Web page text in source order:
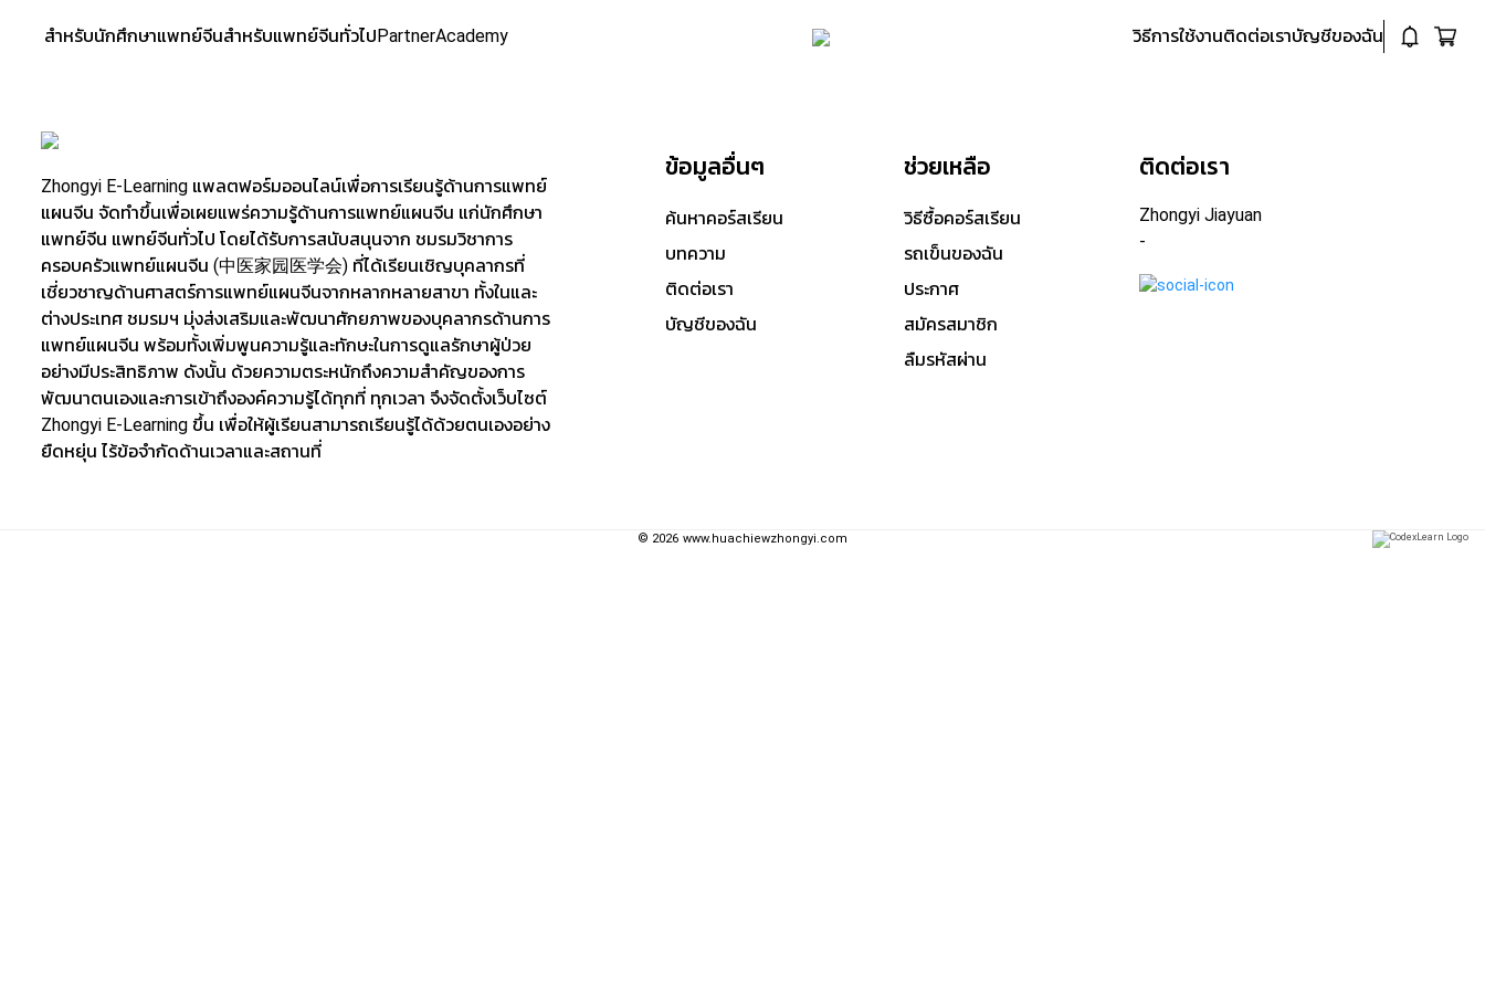
สำหรับนักศึกษาแพทย์จีนสำหรับแพทย์จีนทั่วไปPartnerAcademy วิธีการใช้งานติดต่อเราบัญชีของฉัน
Zhongyi E-Learning แพลตฟอร์มออนไลน์เพื่อการเรียนรู้ด้านการแพทย์
แผนจีน จัดทำขึ้นเพื่อเผยแพร่ความรู้ด้านการแพทย์แผนจีน แก่นักศึกษา
แพทย์จีน แพทย์จีนทั่วไป โดยได้รับการสนับสนุนจาก ชมรมวิชาการ
ครอบครัวแพทย์แผนจีน (中医家园医学会) ที่ได้เรียนเชิญบุคลากรที่
เชี่ยวชาญด้านศาสตร์การแพทย์แผนจีนจากหลากหลายสาขา ทั้งในและ
ต่างประเทศ ชมรมฯ มุ่งส่งเสริมและพัฒนาศักยภาพของบุคลากรด้านการ
แพทย์แผนจีน พร้อมทั้งเพิ่มพูนความรู้และทักษะในการดูแลรักษาผู้ป่วย
อย่างมีประสิทธิภาพ ดังนั้น ด้วยความตระหนักถึงความสำคัญของการ
พัฒนาตนเองและการเข้าถึงองค์ความรู้ได้ทุกที่ ทุกเวลา จึงจัดตั้งเว็บไซต์
Zhongyi E-Learning ขึ้น เพื่อให้ผู้เรียนสามารถเรียนรู้ได้ด้วยตนเองอย่าง
ยืดหยุ่น ไร้ข้อจำกัดด้านเวลาและสถานที่
ข้อมูลอื่นๆ
ค้นหาคอร์สเรียน
บทความ
ติดต่อเรา
บัญชีของฉัน
ช่วยเหลือ
วิธีซื้อคอร์สเรียน
รถเข็นของฉัน
ประกาศ
สมัครสมาชิก
ลืมรหัสผ่าน
ติดต่อเรา
Zhongyi Jiayuan
-
© 2026 www.huachiewzhongyi.com